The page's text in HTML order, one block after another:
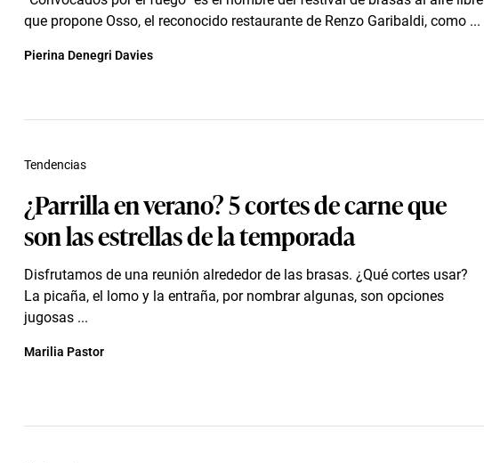
que propone Osso, el reconocido restaurante de Renzo Garibaldi, como ...
Pierina Denegri Davies
¿Parrilla en verano? 5 cortes de carne que
son las estrellas de la temporada
Disfrutamos de una reunión alrededor de las brasas. ¿Qué cortes usar?
La picaña, el lomo y la entraña, por nombrar algunas, son opciones
jugosas ...
Tendencias
Marilia Pastor